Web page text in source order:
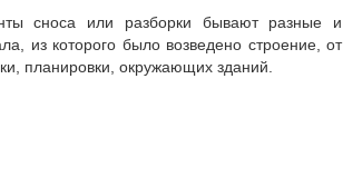
сноса или разборки бывают разные и
из которого было возведено строение, от
планировки, окружающих зданий.